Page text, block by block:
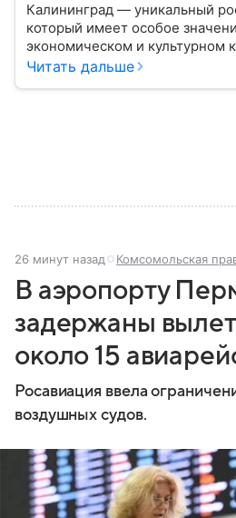
Калининград — уникальный
который имеет особое
экономическом и культурном
город, расположенный в
Читать дальше
26 минут назад Комсомольская
В аэропорту
задержаны
около 15
Росавиация ввела
воздушных судов.